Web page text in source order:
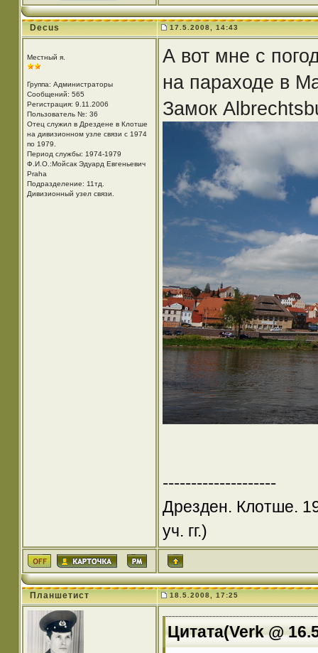
Decus 17.5.2008, 14:43
Местный я.
Группа: Администраторы
Сообщений: 565
Регистрация: 9.11.2006
Пользователь №: 36
Отец служил в Дрездене в Клотше
на дивизионном узле связи с 1974
по 1979.
Период службы: 1974-1979
Ф.И.О.:Мойсак Эдуард Евгеньевич
Praha
Подразделение: 11тд.
Дивизионный узел связи.
А вот мне с
на параходе в
Замок
--------------------
Дрезден. Клотше.
уч. гг.)
Планшетист 18.5.2008, 17:25
Цитата(Verk @